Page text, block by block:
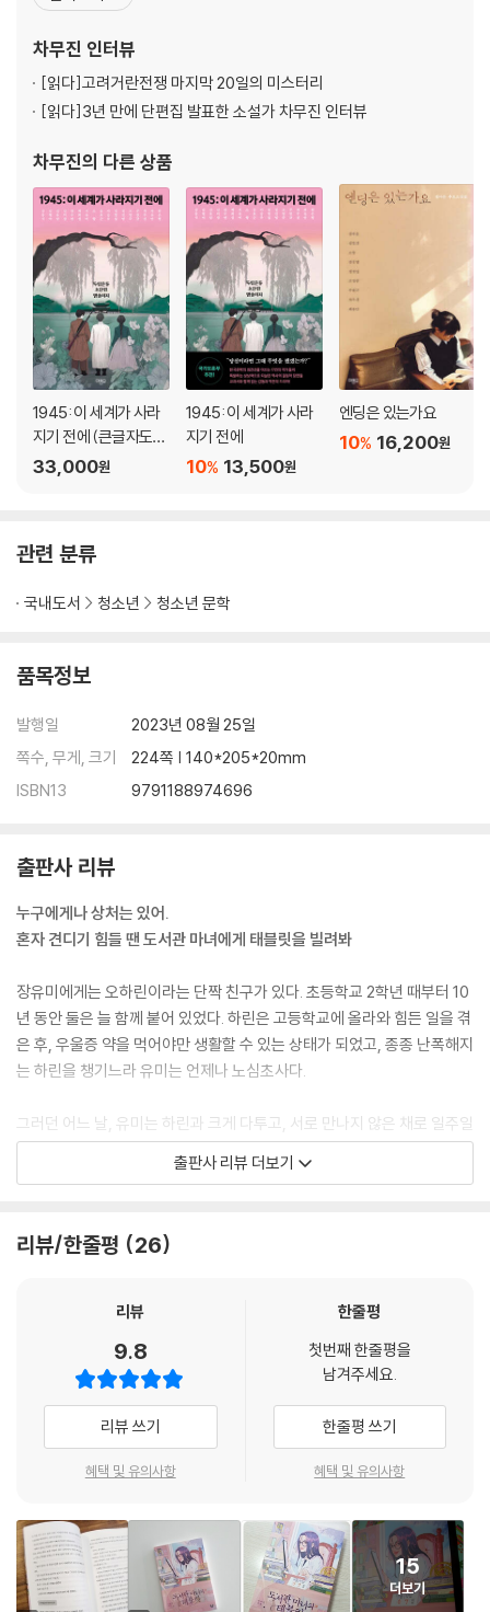
『카페 홈즈의 마지막 사랑』(공저), 『태초에 빌런이 있었으니』(공저)
에 실린 「비형도」(13호),
차무진 인터뷰
[읽다]고려거란전쟁 마지막 20일의 미스터리
[읽다]3년 만에 단편집 발표한 소설가 차무진 인터뷰
차무진의 다른 상품
1945: 이 세계가 사라
지기 전에 (큰글자도
서)
33,000원
1945: 이 세계가 사라
지기 전에
13,500원
10%
엔딩은 있는가요
16,200원
10%
관련 분류
국내도서 청소년 청소년 문학
품목정보
발행일
2023년 08월 25일
쪽수, 무게, 크기
224쪽 | 140*205*20mm
ISBN13
9791188974696
출판사 리뷰
누구에게나 상처는 있어.
혼자 견디기 힘들 땐 도서관 마녀에게 태블릿을 빌려봐
장유미에게는 오하린이라는 단짝 친구가 있다. 초등학교 2학년 때부터 10
년 동안 둘은 늘 함께 붙어 있었다. 하린은 고등학교에 올라와 힘든 일을 겪
은 후, 우울증 약을 먹어야만 생활할 수 있는 상태가 되었고, 종종 난폭해지
는 하린을 챙기느라 유미는 언제나 노심초사다.
그러던 어느 날, 유미는 하린과 크게 다투고, 서로 만나지 않은 채로 일주일
이 지났다. 일주일 뒤 다시 나타난 하린은 눈에 띄게 밝아져 있었고, 하린의
집에 놀러 간 유미는 하린에게 그동안 심상치 않은 일이 벌어졌었다는 걸
하린을 통해, 도서관 마녀가 빌려주는 태블릿의 존재를 알게 된 유미는 자
유미에게 학도 마녀는 태블릿의 마법을 알려준다. 자신이 불러내고 싶은
에, 원하는 모습으로 나타난다는 것. 그렇게 아이돌 최애를 불러낸 유미의
이야기부터 시작해, 저마다의 이유로 태블릿을 대여해 가는 아이들의 사연
이 하나씩 펼쳐진다.
ㆍ금발의 제니
학도 마녀의 태블릿 이야기를 듣자마자 유미가 떠올린 건, 토미 드래곤. 열
렬히 덕질 중인 아이돌 그룹, 톰즈의 최애 캐릭터다. 유미는 태블릿에 토미
드래곤의 사진을 저장하고, 드래곤과 함께 한집에서 가족이 되어 살아보고
싶다는 소망을 되뇐다.
출판사 리뷰 더보기
리뷰/한줄평 26
리뷰
9.8
리뷰 쓰기
혜택 및 유의사항
한줄평
첫번째 한줄평을
남겨주세요.
한줄평 쓰기
혜택 및 유의사항
15
더보기